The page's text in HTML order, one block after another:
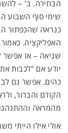
הבחירה. ב' –
שימי סוף השבוע
כנראה שהכפתור
האפליקציה.
שגיאה – אז
יודע אם "לכבות את
כהים. אפשר גם
הקודם והברור,
מהמראה
אולי אילו הייתי